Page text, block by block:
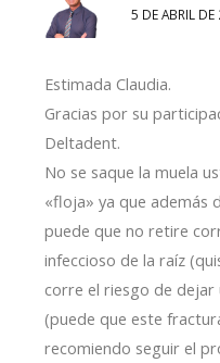
5 DE ABRIL
Estimada Claudia.
Gracias por su
Deltadent.
No se saque la muela
«floja» ya que además
puede que no retire
infeccioso de la raíz
corre el riesgo de dejar
(puede que este
recomiendo seguir el